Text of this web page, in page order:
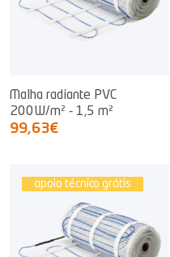
Malha radiante PVC
200W/m² - 1,5 m²
99,63€
apoio técnico grátis